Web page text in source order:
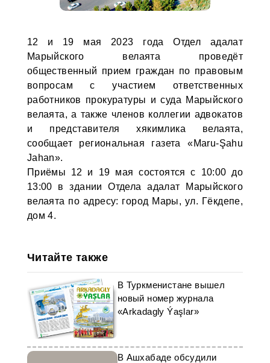
12 и 19 мая 2023 года Отдел адалат
Марыйского велаята проведёт
общественный прием граждан по правовым
вопросам с участием ответственных
работников прокуратуры и суда Марыйского
велаята, а также членов коллегии адвокатов
и представителя хякимлика велаята,
сообщает региональная газета «Maru-Şahu
Jahan».
Приёмы 12 и 19 мая состоятся c 10:00 до
13:00 в здании Отдела адалат Марыйского
велаята по адресу: город Мары, ул. Гёкдепе,
дом 4.
Читайте также
В Туркменистане вышел
новый номер журнала
«Arkadagly Ýaşlar»
В Ашхабаде обсудили